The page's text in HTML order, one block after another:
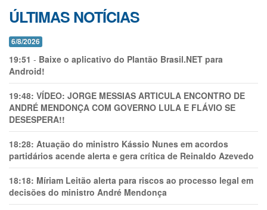
ÚLTIMAS NOTÍCIAS
6/8/2026
19:51 - Baixe o aplicativo do Plantão Brasil.NET para
Android!
19:48: VÍDEO: JORGE MESSIAS ARTICULA ENCONTRO DE
ANDRÉ MENDONÇA COM GOVERNO LULA E FLÁVIO SE
DESESPERA!!
18:28: Atuação do ministro Kássio Nunes em acordos
partidários acende alerta e gera crítica de Reinaldo Azevedo
18:18: Míriam Leitão alerta para riscos ao processo legal em
decisões do ministro André Mendonça